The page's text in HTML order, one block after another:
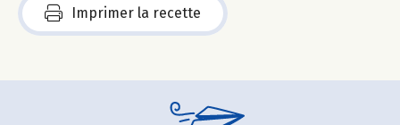
Imprimer la recette